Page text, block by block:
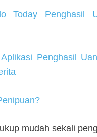
Today Penghasil
Penghasil
mudah sekali